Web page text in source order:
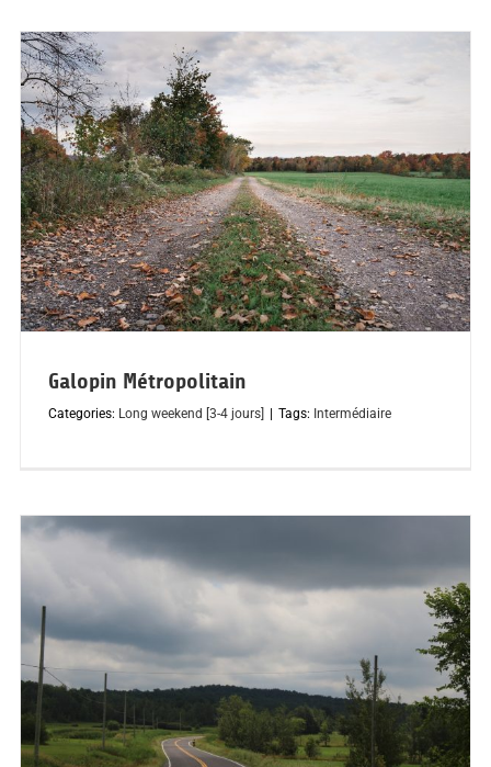
Galopin Métropolitain
Categories: Long weekend [3-4 jours] | Tags: Intermédiaire